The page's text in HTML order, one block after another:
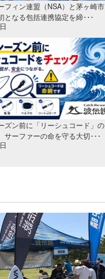
フィン連盟（NSA）と茅ヶ崎市
となる包括連携協定を締･･･
ズン前に「リーシュコード」の
サーファーの命を守る大切･･･